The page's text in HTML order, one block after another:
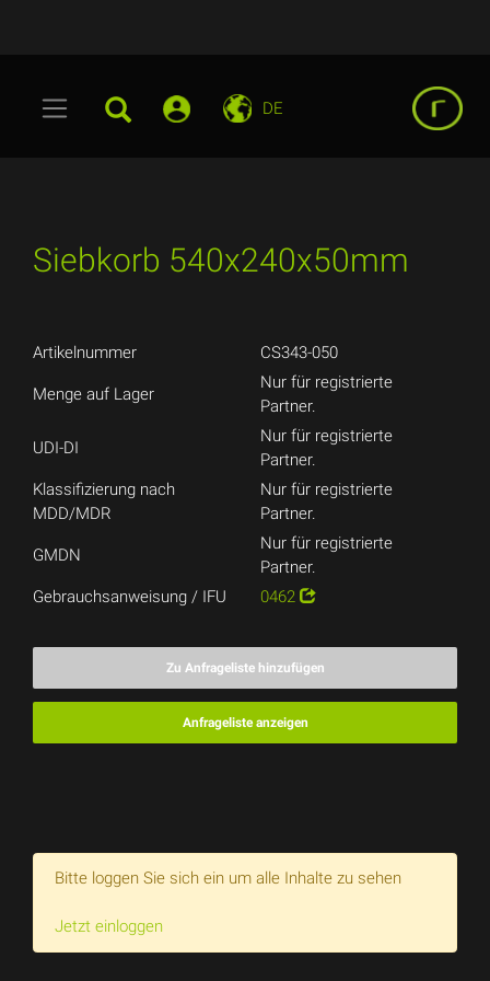
DE
Siebkorb 540x240x50mm
Artikelnummer CS343-050
Menge auf Lager
Nur für registrierte
Partner.
UDI-DI
Nur für registrierte
Partner.
Klassifizierung nach
MDD/MDR
Nur für registrierte
Partner.
GMDN
Nur für registrierte
Partner.
Gebrauchsanweisung / IFU
0462
Zu Anfrageliste hinzufügen
Anfrageliste anzeigen
Bitte loggen Sie sich ein um alle Inhalte zu sehen
Jetzt einloggen